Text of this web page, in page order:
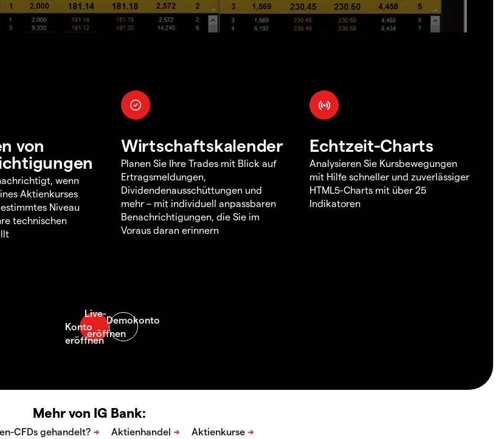
von
wenn
Aktienkurses
Niveau
technischen
Wirtschaftskalender
Planen Sie Ihre Trades mit Blick auf
Ertragsmeldungen,
Dividendenausschüttungen und
mehr – mit individuell anpassbaren
Benachrichtigungen, die Sie im
Voraus daran erinnern
Echtzeit-Charts
Analysieren Sie Kursbewegungen
mit Hilfe schneller und zuverlässiger
HTML5-Charts mit über 25
Indikatoren
Mehr von IG Bank: